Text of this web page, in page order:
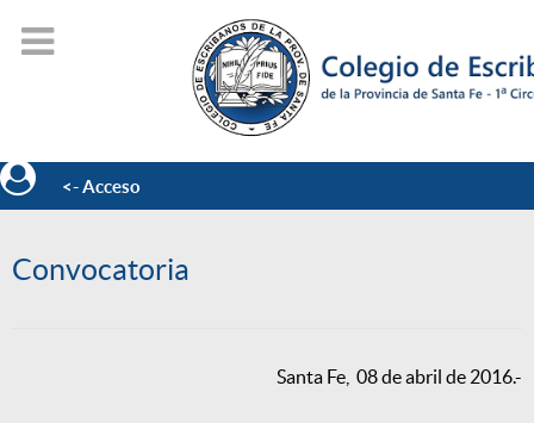
<- Acceso
Convocatoria
Santa Fe, 08 de abril de 2016.-